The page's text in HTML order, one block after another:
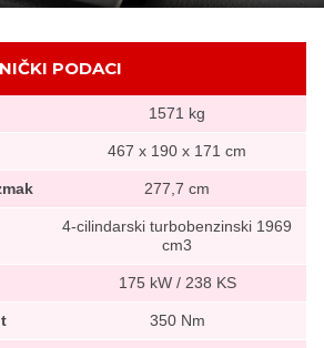
PODACI
1571 kg
467 x 190 x 171 cm
277,7 cm
4-cilindarski turbobenzinski 1969
cm3
175 kW / 238 KS
350 Nm